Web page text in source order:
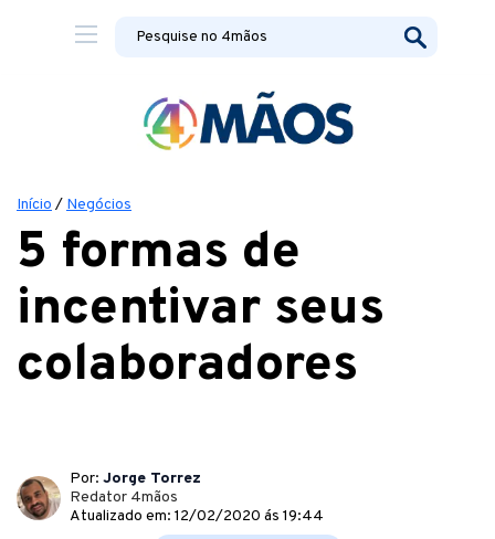
Início / Negócios
5 formas de
incentivar seus
colaboradores
Por: Jorge Torrez
Redator 4mãos
Atualizado em: 12/02/2020 ás 19:44